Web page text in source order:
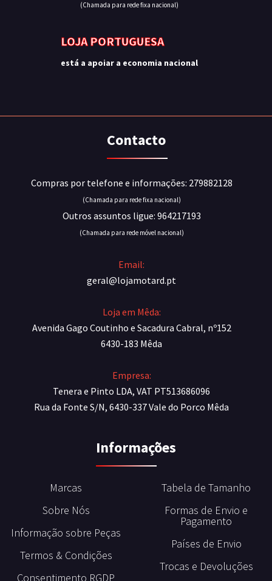
(Chamada para rede fixa nacional)
LOJA PORTUGUESA
está a apoiar a economia nacional
Contacto
Compras por telefone e informações: 279882128
(Chamada para rede fixa nacional)
Outros assuntos ligue: 964217193
(Chamada para rede móvel nacional)
Email:
geral@lojamotard.pt
Loja em Mêda:
Avenida Gago Coutinho e Sacadura Cabral, nº152
6430-183 Mêda
Empresa:
Tenera e Pinto LDA, VAT PT513686096
Rua da Fonte S/N, 6430-337 Vale do Porco Mêda
Informações
Marcas
Sobre Nós
Informação sobre Peças
Termos & Condições
Consentimento RGDP
Tabela de Tamanho
Formas de Envio e
Pagamento
Países de Envio
Trocas e Devoluções